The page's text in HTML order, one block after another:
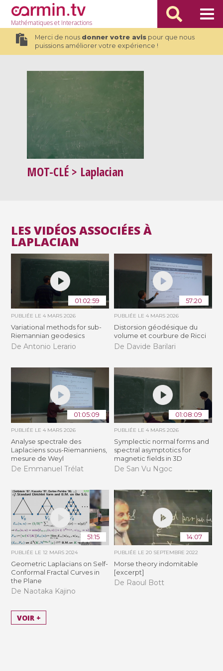
Mathématiqueset Interactions
Merci de nous donner votre avispour que nous
puissions améliorer votre expérience !
MOT-CLÉ > Laplacian
LES VIDÉOS ASSOCIÉES À
LAPLACIAN
01:02:59
PUBLIÉE LE4 MARS 2026
Variational methods for sub-
Riemannian geodesics
De Antonio Lerario
57:20
PUBLIÉE LE 4 MARS 2026
Distorsion géodésique du
volume et courbure de Ricci
De Davide Barilari
01:05:09
PUBLIÉE LE4 MARS 2026
Analyse spectrale des
Laplaciens sous-Riemanniens,
mesure de Weyl
De Emmanuel Trélat
01:08:09
PUBLIÉE LE 4 MARS 2026
Symplectic normal forms and
spectral asymptotics for
magnetic fields in 3D
De San Vu Ngoc
51:15
PUBLIÉE LE12 MARS 2024
Geometric Laplacians on Self-
Conformal Fractal Curves in
the Plane
De Naotaka Kajino
14:07
PUBLIÉE LE 20 SEPTEMBRE 2022
Morse theory indomitable
[excerpt]
De Raoul Bott
VOIR +